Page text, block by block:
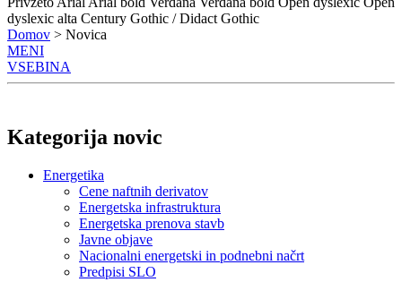
dyslexic alta Century Gothic / Didact Gothic
Domov > Novica
MENI
VSEBINA
Kategorija novic
Energetika
Cene naftnih derivatov
Energetska infrastruktura
Energetska prenova stavb
Javne objave
Nacionalni energetski in podnebni načrt
Predpisi SLO